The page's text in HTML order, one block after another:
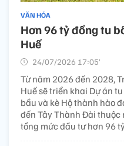
VĂN HÓA
Hơn 96 tỷ đồng tu
Huế
24/07/2026 17:05’
Từ năm 2026 đến 2028,
Huế sẽ triển khai Dự án
bầu và kè Hộ thành hào
đến Tây Thành Đài thuộc
tổng mức đầu tư hơn 96